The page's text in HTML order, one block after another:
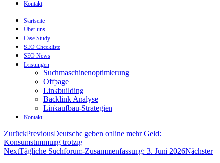
Kontakt
Startseite
Über uns
Case Study
SEO Checkliste
SEO News
Leistungen
Suchmaschinenoptimierung
Offpage
Linkbuilding
Backlink Analyse
Linkaufbau-Strategien
Kontakt
ZurückPreviousDeutsche geben online mehr Geld:
Konsumstimmung trotzig
NextTägliche Suchforum-Zusammenfassung: 3. Juni 2026Nächster